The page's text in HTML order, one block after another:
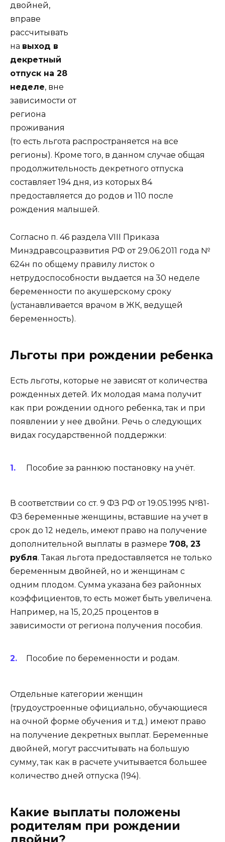
двойней,
вправе
рассчитывать
на выход в
декретный
отпуск на 28
неделе, вне
зависимости от
региона
проживания
(то есть льгота распространяется на все
регионы). Кроме того, в данном случае общая
продолжительность декретного отпуска
составляет 194 дня, из которых 84
предоставляется до родов и 110 после
рождения малышей.
Согласно п. 46 раздела VIII Приказа
Минздравсоцразвития РФ от 29.06.2011 года №
624н по общему правилу листок о
нетрудоспособности выдается на 30 неделе
беременности по акушерскому сроку
(устанавливается врачом в ЖК, ведущей
беременность).
Льготы при рождении ребенка
Есть льготы, которые не зависят от количества
рожденных детей. Их молодая мама получит
как при рождении одного ребенка, так и при
появлении у нее двойни. Речь о следующих
видах государственной поддержки:
Пособие за раннюю постановку на учёт.
В соответствии со ст. 9 ФЗ РФ от 19.05.1995 №81-
ФЗ беременные женщины, вставшие на учет в
срок до 12 недель, имеют право на получение
дополнительной выплаты в размере 708, 23
рубля. Такая льгота предоставляется не только
беременным двойней, но и женщинам с
одним плодом. Сумма указана без районных
коэффициентов, то есть может быть увеличена.
Например, на 15, 20,25 процентов в
зависимости от региона получения пособия.
Пособие по беременности и родам.
Отдельные категории женщин
(трудоустроенные официально, обучающиеся
на очной форме обучения и т.д.) имеют право
на получение декретных выплат. Беременные
двойней, могут рассчитывать на большую
сумму, так как в расчете учитывается большее
количество дней отпуска (194).
Какие выплаты положены
родителям при рождении